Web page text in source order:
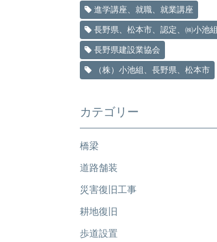
進学講座、就職、就業講座
長野県、松本市、認定、㈱小池組
長野県建設業協会
（株）小池組、長野県、松本市
カテゴリー
橋梁
道路舗装
災害復旧工事
耕地復旧
歩道設置